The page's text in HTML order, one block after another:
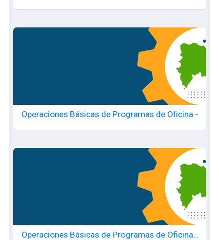
Operaciones Básicas de Programas de Oficina -
Operaciones Básicas de Programas de Oficina -